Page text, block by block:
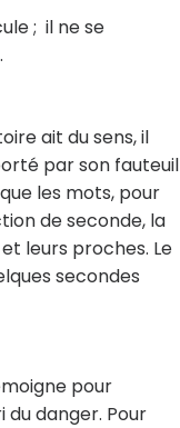
; il ne se
ait du sens, il
par son fauteuil
les mots, pour
de seconde, la
leurs proches. Le
secondes
pour
danger. Pour